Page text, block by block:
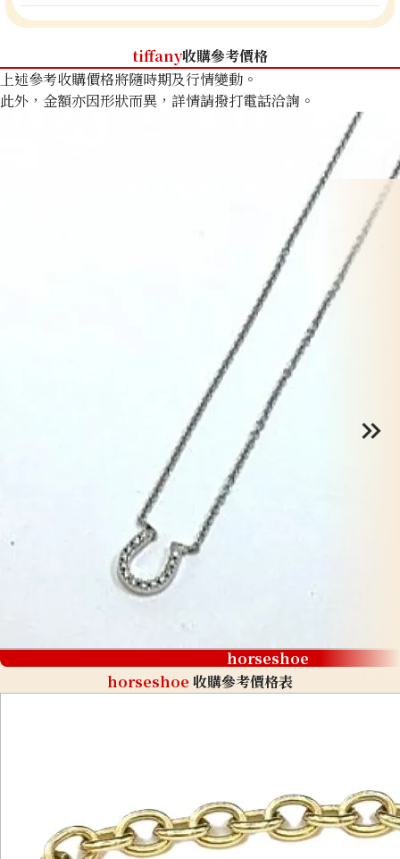
tiffany收購參考價格
上述參考收購價格將隨時期及行情變動。
此外，金額亦因形狀而異，詳情請撥打電話洽詢。
horseshoe
horseshoe 收購參考價格表